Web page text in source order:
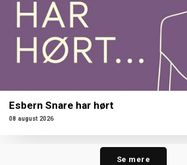
Esbern Snare har hørt
08 august 2026
Se mere